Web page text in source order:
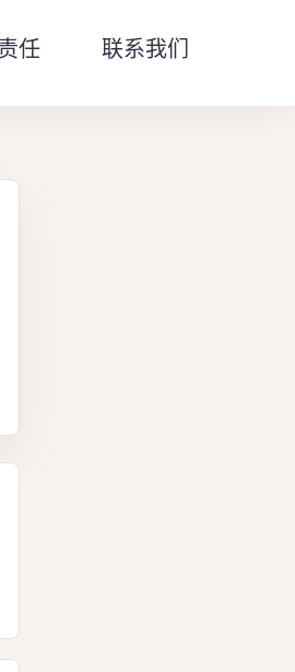
任 联系我们